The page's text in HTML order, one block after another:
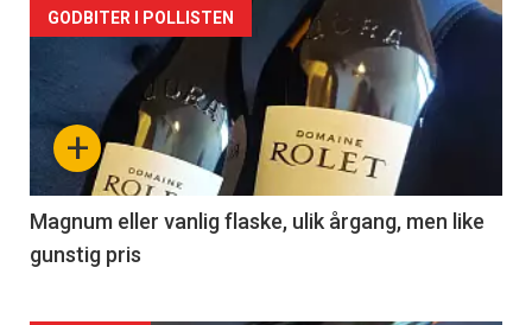
Forsiden
akkurat
nå
3
+
GODBITER I POLLISTEN
Magnum eller vanlig flaske, ulik årgang, men like
gunstig pris